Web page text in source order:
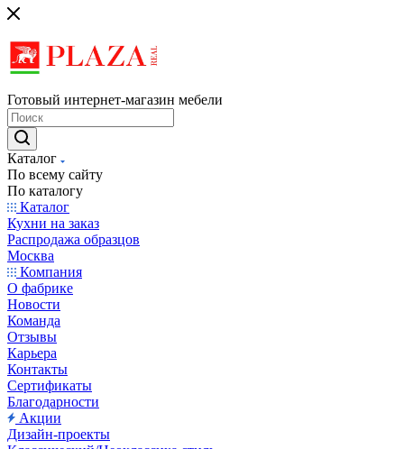
Готовый интернет-магазин мебели
Каталог
По всему сайту
По каталогу
Каталог
Кухни на заказ
Распродажа образцов
Москва
Компания
О фабрике
Новости
Команда
Отзывы
Карьера
Контакты
Сертификаты
Благодарности
Акции
Дизайн-проекты